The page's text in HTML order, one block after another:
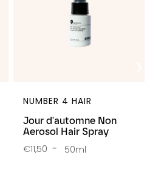
Jour d'automne Non
Aerosol Hair Spray
NUMBER 4 HAIR
€11,50 50ml